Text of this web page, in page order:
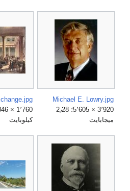
Michael E. Lowry.jpg
3٬920 × 5٬605؛ 2٫28
ميجابايت
كيلوبايت